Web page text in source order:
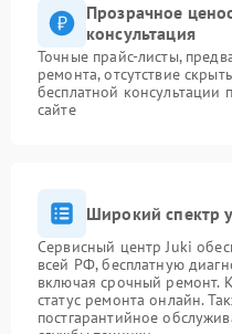
Прозрачное
консультация
Точные прайс-листы,
ремонта, отсутствие
бесплатной
сайте
Широкий спектр
Сервисный центр Juki
всей РФ, бесплатную
включая срочный ремонт.
статус ремонта онлайн.
постгарантийное